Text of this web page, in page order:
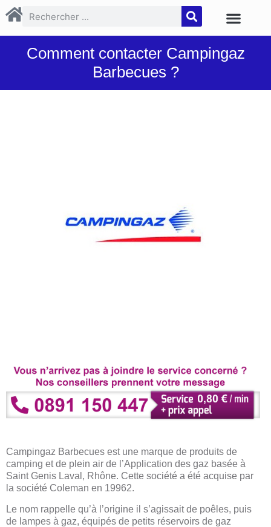
Comment contacter Campingaz
Barbecues ?
Campingaz Barbecues est une marque de produits de
camping et de plein air de l’Application des gaz basée à
Saint Genis Laval, Rhône. Cette société a été acquise par
la société Coleman en 19962.
Le nom rappelle qu’à l’origine il s’agissait de poêles, puis
de lampes à gaz, équipés de petits réservoirs de gaz